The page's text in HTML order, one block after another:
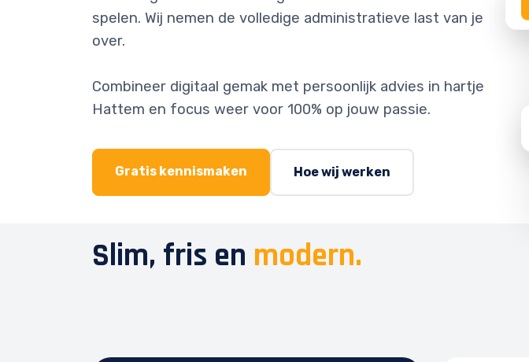
spelen. Wij nemen de volledige administratieve last van je
over.
Combineer digitaal gemak met persoonlijk advies in hartje
Hattem en focus weer voor 100% op jouw passie.
Gratis kennismaken Hoe wij werken
Slim, fris en modern.